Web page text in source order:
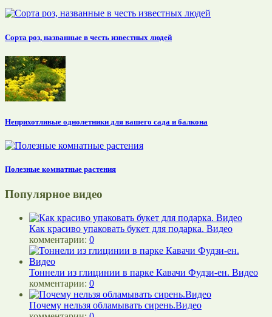
Сорта роз, названные в честь известных людей
Неприхотливые однолетники для вашего сада и балкона
Полезные комнатные растения
Популярное видео
Как красиво упаковать букет для подарка. Видео
комментарии: 0
Тоннели из глицинии в парке Кавачи Фудзи-ен. Видео
комментарии: 0
Почему нельзя обламывать сирень.Видео